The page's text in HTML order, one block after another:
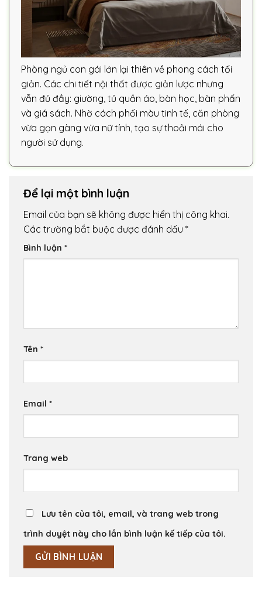
Phòng ngủ con gái lớn lại thiên về phong cách tối
giản. Các chi tiết nội thất được giản lược nhưng
vẫn đủ đầy: giường, tủ quần áo, bàn học, bàn phấn
và giá sách. Nhờ cách phối màu tinh tế, căn phòng
vừa gọn gàng vừa nữ tính, tạo sự thoải mái cho
người sử dụng.
Để lại một bình luận
Email của bạn sẽ không được hiển thị công khai.
Các trường bắt buộc được đánh dấu *
Bình luận *
Tên *
Email *
Trang web
Lưu tên của tôi, email, và trang web trong
trình duyệt này cho lần bình luận kế tiếp của tôi.